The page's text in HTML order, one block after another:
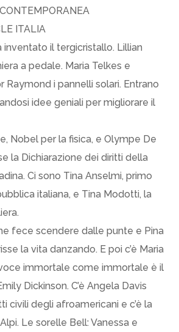
ITALIA
inventato il tergicristallo. Lillian
a pedale. Maria Telkes e
Raymond i pannelli solari. Entrano
idee geniali per migliorare il
Nobel per la fisica, e Olympe De
la Dichiarazione dei diritti della
Ci sono Tina Anselmi, primo
italiana, e Tina Modotti, la
fece scendere dalle punte e Pina
la vita danzando. E poi c’è Maria
immortale come immortale è il
Dickinson. C’è Angela Davis
civili degli afroamericani e c’è la
Le sorelle Bell: Vanessa e